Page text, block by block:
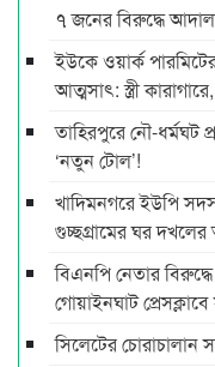
৭ জনের বিরুদ্ধে
ইউকে ওয়ার্ক
আত্মসাৎ: স্ত্রী
তাহিরপুরে নৌ-ধর্মঘট
‘নতুন টোল’!
খাদিমনগরে ইউপি
গুচ্ছগ্রামের ঘর
বিএনপি নেতার বিরুদ্ধে
গোয়াইনঘাট
সিলেটের চোরাচালান